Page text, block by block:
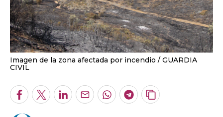
Imagen de la zona afectada por incendio
GUARDIA
CIVIL
Facebook
TwitterLinkedInEnviarWhatsapp
Telegram
Copiar